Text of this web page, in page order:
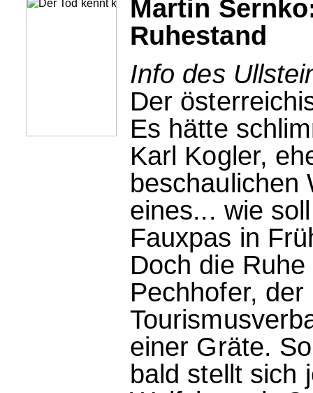
Martin
Ruhestand
Info des
Der
Es hätte
Karl Kogler,
beschaulichen
eines... wie
Fauxpas in
Doch die
Pechhofer,
einer Gräte.
bald stellt sich